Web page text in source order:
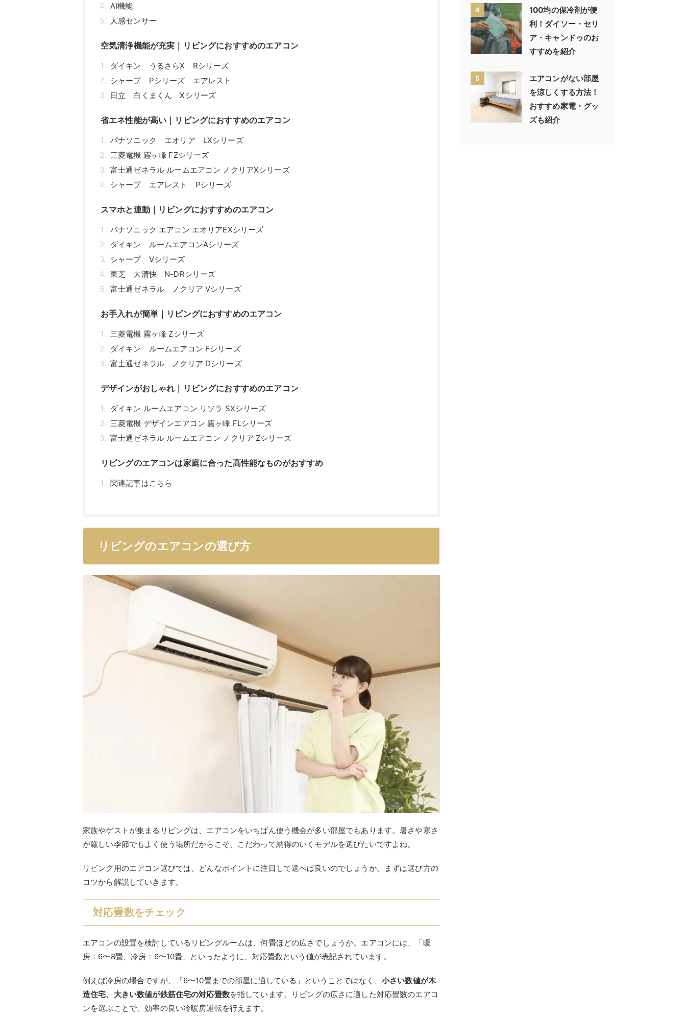
AI機能
人感センサー
空気清浄機能が充実｜リビングにおすすめのエアコン
ダイキン うるさらX Rシリーズ
シャープ Pシリーズ エアレスト
日立 白くまくん Xシリーズ
省エネ性能が高い｜リビングにおすすめのエアコン
パナソニック エオリア LXシリーズ
三菱電機 霧ヶ峰 FZシリーズ
富士通ゼネラル ルームエアコン ノクリアXシリーズ
シャープ エアレスト Pシリーズ
スマホと連動｜リビングにおすすめのエアコン
パナソニック エアコン エオリアEXシリーズ
ダイキン ルームエアコンAシリーズ
シャープ Vシリーズ
東芝 大清快 N-DRシリーズ
富士通ゼネラル ノクリア Vシリーズ
お手入れが簡単｜リビングにおすすめのエアコン
三菱電機 霧ヶ峰 Zシリーズ
ダイキン ルームエアコン Fシリーズ
富士通ゼネラル ノクリア Dシリーズ
デザインがおしゃれ｜リビングにおすすめのエアコン
ダイキン ルームエアコン リソラ SXシリーズ
三菱電機 デザインエアコン 霧ヶ峰 FLシリーズ
富士通ゼネラル ルームエアコン ノクリア Zシリーズ
リビングのエアコンは家庭に合った高性能なものがおすすめ
関連記事はこちら
リビングのエアコンの選び方
家族やゲストが集まるリビングは、エアコンをいちばん使う機会が多い部屋でもあります。暑さや寒さ
が厳しい季節でもよく使う場所だからこそ、こだわって納得のいくモデルを選びたいですよね。
リビング用のエアコン選びでは、どんなポイントに注目して選べば良いのでしょうか。まずは選び方の
コツから解説していきます。
対応畳数をチェック
エアコンの設置を検討しているリビングルームは、何畳ほどの広さでしょうか。エアコンには、「暖
房：6〜8畳、冷房：6〜10畳」といったように、対応畳数という値が表記されています。
例えば冷房の場合ですが、「6〜10畳までの部屋に適している」ということではなく、 小さい数値が木
造住宅、大きい数値が鉄筋住宅の対応畳数を指しています。リビングの広さに適した対応畳数のエアコ
ンを選ぶことで、効率の良い冷暖房運転を行えます。
4
100均の保冷剤が便
利！ダイソー・セリ
ア・キャンドゥのお
すすめを紹介
5
エアコンがない部屋
を涼しくする方法！
おすすめ家電・グッ
ズも紹介